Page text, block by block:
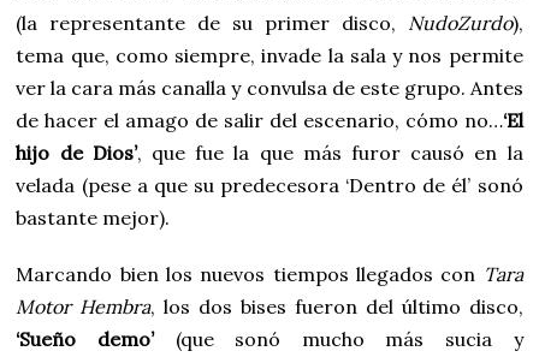
(la representante de su primer disco,
NudoZurdo),
tema que, como siempre, invade la sala y nos permite
ver la cara más canalla y convulsa de este grupo. Antes
de hacer el amago de salir del escenario, cómo no…‘El
hijo de Dios’, que fue la que más furor causó en la
velada (pese a que su predecesora ‘Dentro de él’ sonó
bastante mejor).
Marcando bien los nuevos tiempos llegados con Tara
Motor Hembra, los dos bises fueron del último disco,
‘Sueño demo’(que sonó mucho más sucia y